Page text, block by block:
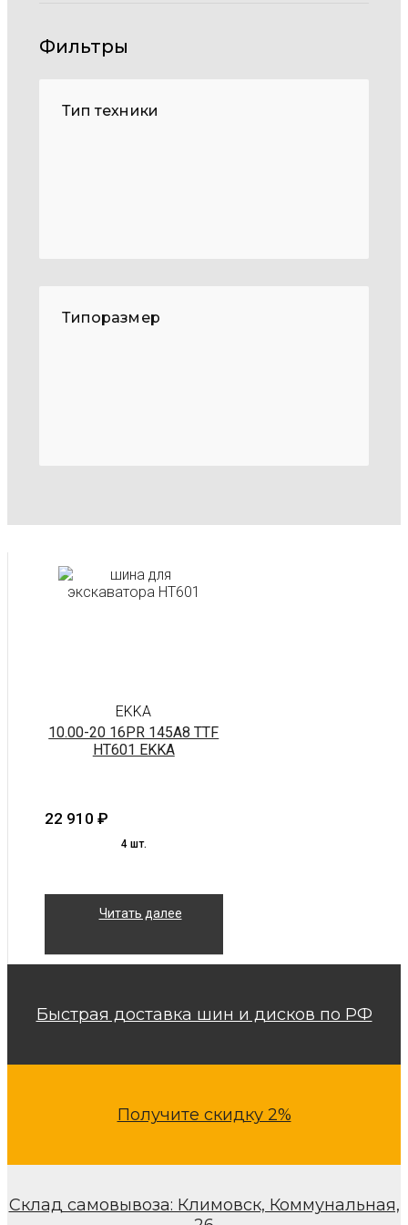
Фильтры
Тип техники
Типоразмер
EKKA
10.00-20 16PR 145A8 TTF
HT601 EKKA
22 910 ₽
4 шт.
Читать далее
Быстрая доставка шин и дисков по РФ
Получите скидку 2%
Склад самовывоза: Климовск, Коммунальная,